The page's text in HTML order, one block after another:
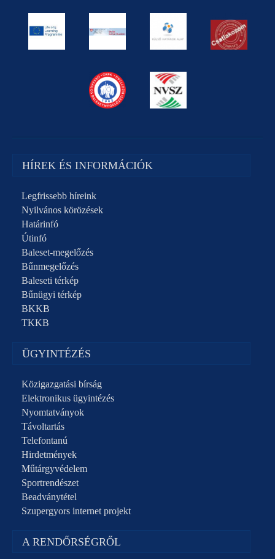
HÍREK ÉS INFORMÁCIÓK
Legfrissebb híreink
Nyilvános körözések
Határinfó
Útinfó
Baleset-megelőzés
Bűnmegelőzés
Baleseti térkép
Bűnügyi térkép
BKKB
TKKB
ÜGYINTÉZÉS
Közigazgatási bírság
Elektronikus ügyintézés
Nyomtatványok
Távoltartás
Telefontanú
Hirdetmények
Műtárgyvédelem
Sportrendészet
Beadványtétel
Szupergyors internet projekt
A RENDŐRSÉGRŐL